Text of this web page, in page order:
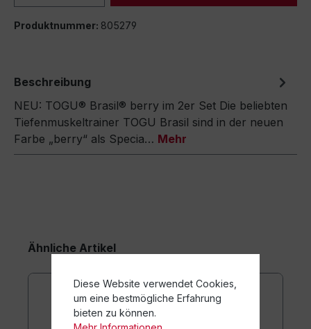
Produktnummer: 805279
Beschreibung
NEU: TOGU® Brasil® berry im 2er Set Die beliebten
Tiefenmuskeltrainer TOGU Brasil sind in der neuen
Farbe „berry“ als Specia… Mehr
Ähnliche Artikel
Diese Website verwendet Cookies,
um eine bestmögliche Erfahrung
bieten zu können.